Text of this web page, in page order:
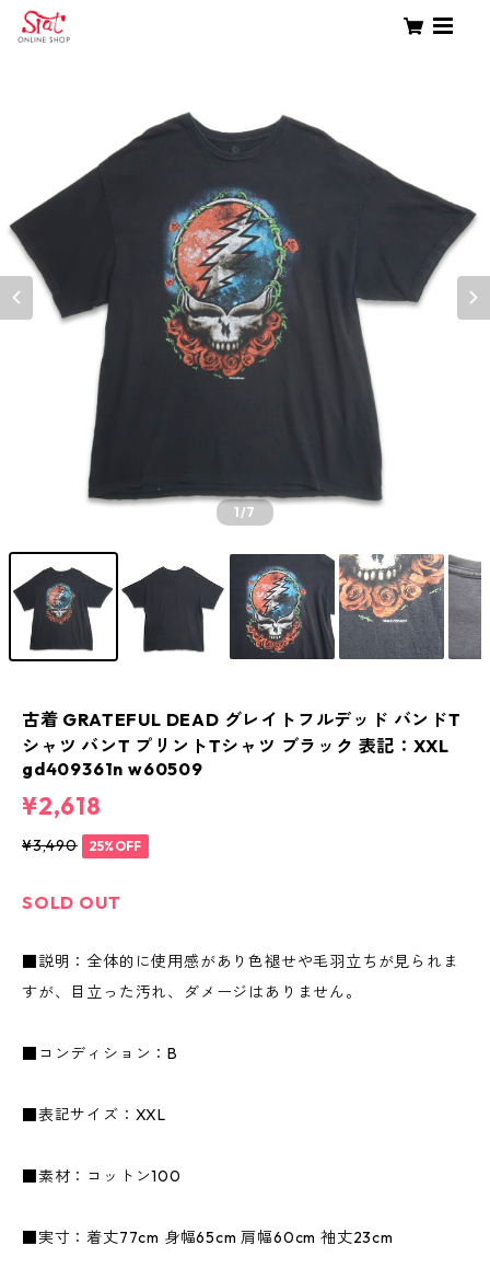
1/7
古着 GRATEFUL DEAD グレイトフルデッド バンドT
シャツ バンT プリントTシャツ ブラック 表記：XXL
gd409361n w60509
¥2,618
¥3,490 25%OFF
SOLD OUT
■説明：全体的に使用感があり色褪せや毛羽立ちが見られま
すが、目立った汚れ、ダメージはありません。
■コンディション：B
■表記サイズ：XXL
■素材：コットン100
■実寸：着丈77cm 身幅65cm 肩幅60cm 袖丈23cm